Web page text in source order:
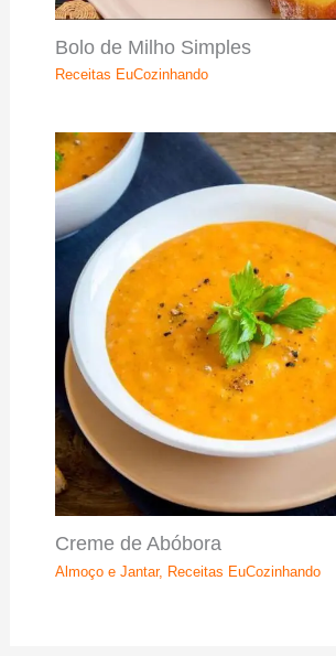
Bolo de Milho Simples
Receitas EuCozinhando
Creme de Abóbora
Almoço e Jantar, Receitas EuCozinhando